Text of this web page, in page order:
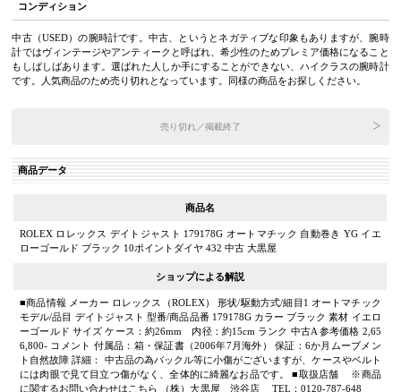
コンディション
中古（USED）の腕時計です。中古、というとネガティブな印象もありますが、腕時
計ではヴィンテージやアンティークと呼ばれ、希少性のためプレミア価格になること
もしばしばあります。選ばれた人しか手にすることができない、ハイクラスの腕時計
です。人気商品のため売り切れとなっています。同様の商品をお探しください。
売り切れ／掲載終了
商品データ
商品名
ROLEX ロレックス デイトジャスト 179178G オートマチック 自動巻き YG イエ
ローゴールド ブラック 10ポイントダイヤ 432 中古 大黒屋
ショップによる解説
■商品情報 メーカー ロレックス（ROLEX） 形状/駆動方式/細目1 オートマチック
モデル/品目 デイトジャスト 型番/商品品番 179178G カラー ブラック 素材 イエロ
ーゴールド サイズ ケース：約26mm 内径：約15cm ランク 中古A 参考価格 2,65
6,800- コメント 付属品：箱・保証書（2006年7月海外） 保証：6か月ムーブメン
ト自然故障 詳細： 中古品の為バックル等に小傷がございますが、ケースやベルト
には肉眼で見て目立つ傷がなく、全体的に綺麗なお品です。 ■取扱店舗 ※商品
に関するお問い合わせはこちら （株）大黒屋 渋谷店 TEL：0120-787-648